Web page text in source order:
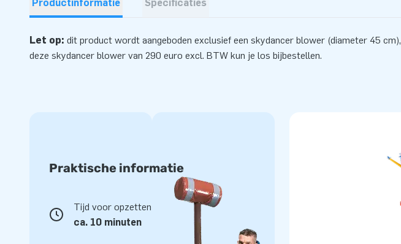
Productinformatie Specificaties
Let op: dit product wordt aangeboden exclusief een skydancer blower (diameter 45 cm),
deze skydancer blower van 290 euro excl. BTW kun je los bijbestellen.
Praktische informatie
Tijd voor opzetten
ca. 10 minuten